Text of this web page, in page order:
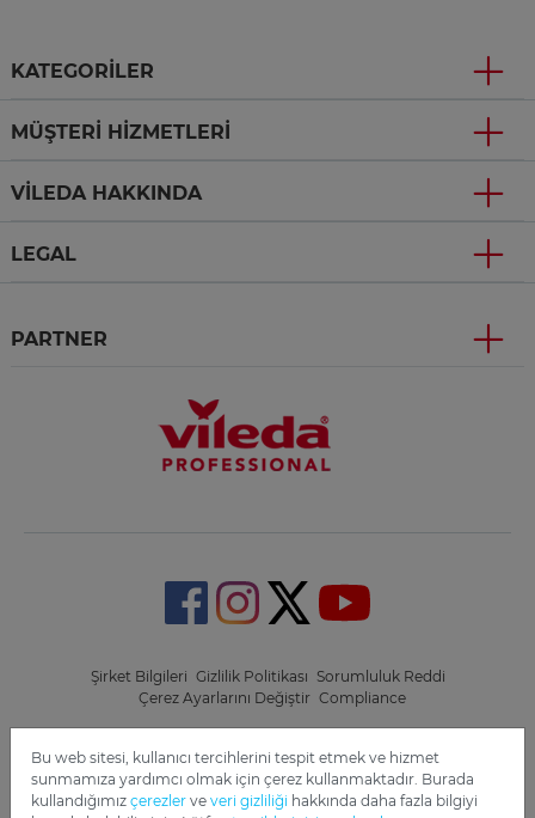
KATEGORILER
MÜŞTERI HIZMETLERI
VILEDA HAKKINDA
LEGAL
PARTNER
Copyright 2022 Freudenberg Home and Cleaning Solutions
GmbH.
Şirket Bilgileri Gizlilik Politikası Sorumluluk Reddi
Çerez Ayarlarını Değiştir Compliance
Bu web sitesi, kullanıcı tercihlerini tespit etmek ve hizmet
sunmamıza yardımcı olmak için çerez kullanmaktadır. Burada
kullandığımız çerezler ve veri gizliliği hakkında daha fazla bilgiyi